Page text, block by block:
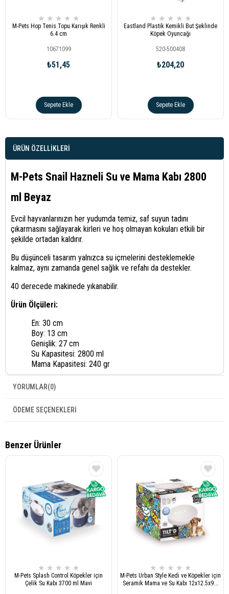
★ ★ ★ ★ ★
M-Pets Hop Tenis Topu Karışık Renkli
6.4 cm
10671099
₺51,45
Sepete Ekle
★ ★ ★ ★ ★
Eastland Plastik Kemikli But Şeklinde
Köpek Oyuncağı
520-500408
₺204,20
Sepete Ekle
ÜRÜN ÖZELLIKLERI
M-Pets Snail Hazneli Su ve Mama Kabı 2800
ml Beyaz
Evcil hayvanlarınızın her yudumda temiz, saf suyun tadını
çıkarmasını sağlayarak kirleri ve hoş olmayan kokuları etkili bir
şekilde ortadan kaldırır.
Bu düşünceli tasarım yalnızca su içmelerini desteklemekle
kalmaz, aynı zamanda genel sağlık ve refahı da destekler.
40 derecede makinede yıkanabilir.
Ürün Ölçüleri:
En: 30 cm
Boy: 13 cm
Genişlik: 27 cm
Su Kapasitesi: 2800 ml
Mama Kapasitesi: 240 gr
YORUMLAR(0)
ÖDEME SEÇENEKLERI
Benzer Ürünler
★ ★ ★ ★ ★
M-Pets Splash Control Köpekler için
Çelik Su Kabı 3700 ml Mavi
★ ★ ★ ★ ★
M-Pets Urban Style Kedi ve Köpekler için
Seramik Mama ve Su Kabı 12x12.5x9.5